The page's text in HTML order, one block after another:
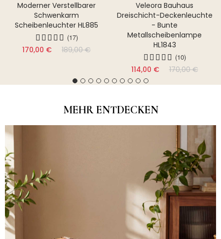
Moderner Verstellbarer
Schwenkarm
Scheibenleuchter HL885
(17)
170,00 € 189,00 €
Veleora Bauhaus
Dreischicht-Deckenleuchte
- Bunte
Metallscheibenlampe
HL1843
(10)
114,00 € 170,00 €
MEHR ENTDECKEN